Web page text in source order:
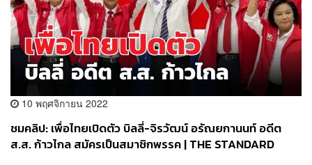
10 พฤศจิกายน 2022
ชมคลิป: เพื่อไทยเปิดตัว บิลลี่-จิรวัฒน์ อรัณยกานนท์ อดีต
ส.ส. ก้าวไกล สมัครเป็นสมาชิกพรรค | THE STANDARD